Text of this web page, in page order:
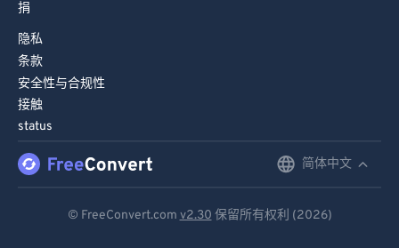
捐
隐私
条款
安全性与合规性
接触
status
简体中文
© FreeConvert.com v2.30 保留所有权利 (2026)